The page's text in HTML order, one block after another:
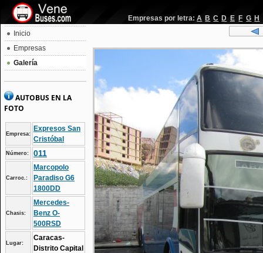
Empresas por letra: A B C D E F G H
Inicio
Empresas
Galería
AUTOBUS EN LA
FOTO
Empresa:
Expresos San
Cristóbal
Número: 011
Carroc.:
Marcopolo
Paradiso G6
1800DD
Chasis:
Mercedes-
Benz O-
500RSD
Lugar:
Caracas-
Distrito Capital